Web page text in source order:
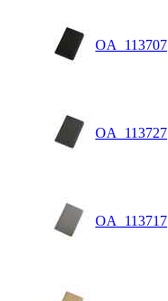
OA_113707
OA_113727
OA_113717